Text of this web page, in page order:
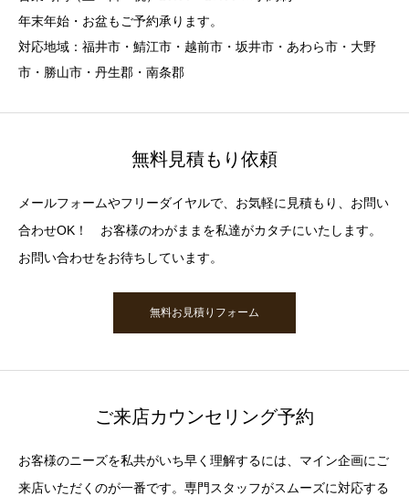
年末年始・お盆もご予約承ります。
対応地域：福井市・鯖江市・越前市・坂井市・あわら市・大野
市・勝山市・丹生郡・南条郡
無料見積もり依頼
メールフォームやフリーダイヤルで、お気軽に見積もり、お問い
合わせOK！ お客様のわがままを私達がカタチにいたします。
お問い合わせをお待ちしています。
無料お見積りフォーム
ご来店カウンセリング予約
お客様のニーズを私共がいち早く理解するには、マイン企画にご
来店いただくのが一番です。専門スタッフがスムーズに対応する